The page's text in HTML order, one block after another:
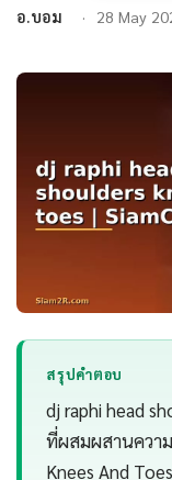
อ.บอม 28 May
สรุปคำตอบ
dj raphi head
ที่ผสมผสานความ
Knees And